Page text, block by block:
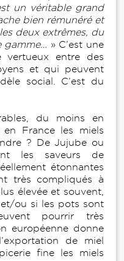
un véritable grand
bien rémunéré et
deux extrêmes, du
gamme… » C’est une
vertueux entre des
et qui peuvent
social. C’est du
du moins en
France les miels
? De Jujube ou
les saveurs de
étonnantes
très compliqués à
élevée et souvent,
ou si les pots sont
pourrir très
européenne donne
de miel
fine les miels